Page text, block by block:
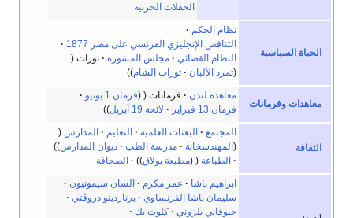
الحفلات الحربية
السياسية
نظام الحكم
التنافس الإنجليزي الفرنسي على مصر 1877
النظام القضائي
مجلس المشورة
ثورات
تمرد الألبان
ثورات الشام
وفرمانات
معاهدة لندن فرمانات
فرمان 1 يونيو
فرمان 13 فبراير
لائحة 19 أبريل
البعثات العلمية التعليم
المدارس
المهندسخانة
مدرسة الطب
ديوان المدارس
مطبعة بولاق الصحافة
ابراهيم باشا عمر مكرم
السان سيمونيون
سليمان باشا الفرنساوي
برناردينو دروڤتي
جيوڤاني بلزوني
كلوت بك